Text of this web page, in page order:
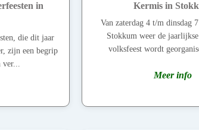
in
die dit jaar
zijn een begrip
ver...
Kermis in
Van zaterdag 4 t/m dinsdag
Stokkum weer de
volksfeest wordt
Meer info